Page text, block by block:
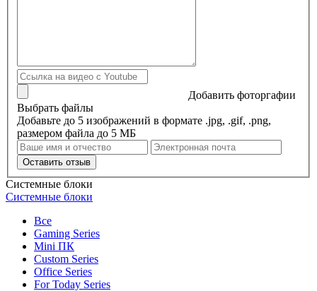
Добавить фоторгафии
Выбрать файлы
Добавьте до 5 изображений в формате .jpg, .gif, .png,
размером файла до 5 МБ
Оставить отзыв
Системные блоки
Системные блоки
Все
Gaming Series
Mini ПК
Custom Series
Office Series
For Today Series